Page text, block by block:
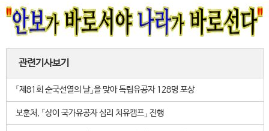
관련기사보기
「제81회 순국선열의 날」을 맞아 독립유공자 128명 포상
보훈처, 「상이 국가유공자 심리 치유캠프」 진행